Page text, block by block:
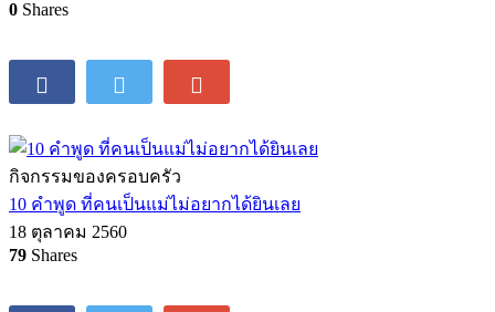
0 Shares
กิจกรรมของครอบครัว
10 คำพูด ที่คนเป็นแม่ไม่อยากได้ยินเลย
18 ตุลาคม 2560
79 Shares